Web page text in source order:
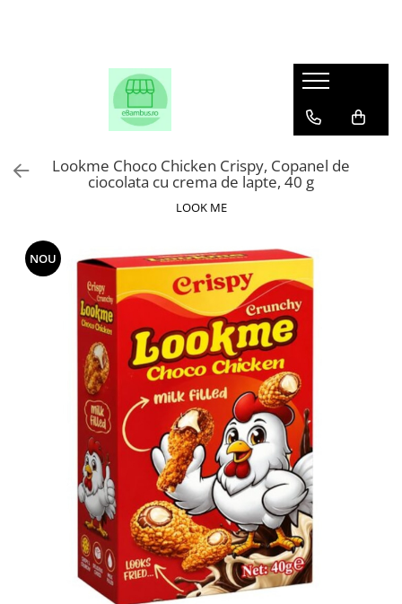
Lookme Choco Chicken Crispy, Copanel de
ciocolata cu crema de lapte, 40 g
LOOK ME
NOU